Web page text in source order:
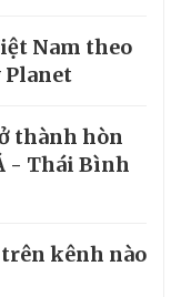
Nam theo
Planet
thành hòn
- Thái Bình
trên kênh nào